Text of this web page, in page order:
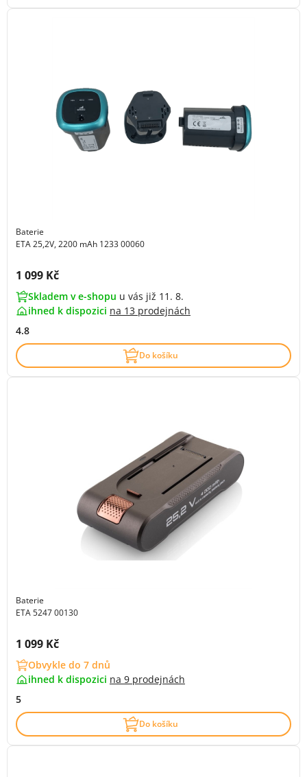
Baterie
ETA 25,2V, 2200 mAh 1233 00060
Cena s DPH:
1 099 Kč
Skladem v e-shopu u vás již 11. 8.
ihned k dispozici na 13 prodejnách
4.8
Do košíku
Baterie
ETA 5247 00130
Cena s DPH:
1 099 Kč
Obvykle do 7 dnů
ihned k dispozici na 9 prodejnách
5
Do košíku